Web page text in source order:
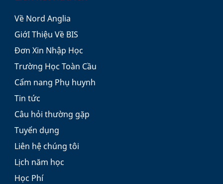
Về Nord Anglia
GiớI Thiệu Về BIS
Đơn Xin Nhập Học
Trường Học Toàn Cầu
Cẩm nang Phụ huynh
Tin tức
Câu hỏi thường gặp
Tuyển dụng
Liên hệ chúng tôi
Lịch năm học
Học Phí